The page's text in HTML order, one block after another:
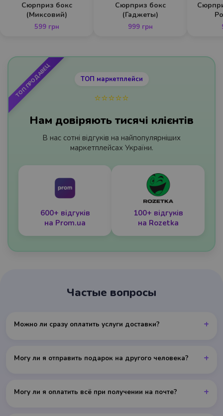
Сюрприз бокс
(Миксовий)
599 грн
Сюрприз бокс
(Гаджеты)
999 грн
ТОП маркетплейси
⭐️⭐️⭐️⭐️⭐️
Нам довіряють тисячі клієнтів
В нас сотні відгуків на найпопулярніших
маркетплейсах України.
600+ відгуків
на Prom.ua
100+ відгуків
на Rozetka
Частые вопросы
Можно ли сразу оплатить услуги доставки? +
Могу ли я отправить подарок на другого человека? +
Могу ли я оплатить всё при получении на почте? +